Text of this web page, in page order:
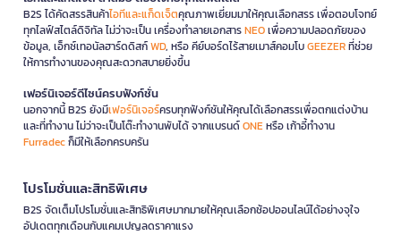
B2S ได้คัดสรรสินค้าไอทีและแก็ดเจ็ตคุณภาพเยี่ยมมาให้คุณเลือกสรร เพื่อตอบโจทย์
ทุกไลฟ์สไตล์ดิจิทัล ไม่ว่าจะเป็น เครื่องทำลายเอกสารNEOเพื่อความปลอดภัยของ
ข้อมูล, เอ็กซ์เทอนัลฮาร์ดดิสก์WD, หรือ คีย์บอร์ดไร้สายเมาส์คอมโบGEEZERที่ช่วย
ให้การทำงานของคุณสะดวกสบายยิ่งขึ้น
เฟอร์นิเจอร์ดีไซน์ครบฟังก์ชั่น
นอกจากนี้ B2S ยังมีเฟอร์นิเจอร์ครบทุกฟังก์ชันให้คุณได้เลือกสรรเพื่อตกแต่งบ้าน
และที่ทำงาน ไม่ว่าจะเป็นโต๊ะทำงานพับได้ จากแบรนด์ONEหรือ เก้าอี้ทำงาน
Furradecก็มีให้เลือกครบครัน
โปรโมชั่นและสิทธิพิเศษ
B2S จัดเต็มโปรโมชั่นและสิทธิพิเศษมากมายให้คุณเลือกช้อปออนไลน์ได้อย่างจุใจ
อัปเดตทุกเดือนกับแคมเปญลดราคาแรง